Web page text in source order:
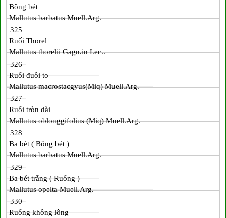
Bông bét
Mallutus barbatus Muell.Arg.
325
Ruối Thorel
Mallutus thorelii Gagn.in Lec..
326
Ruối đuôi to
Mallutus macrostacgyus(Miq) Muell.Arg.
327
Ruối tròn dài
Mallutus oblonggifolius (Miq) Muell.Arg.
328
Ba bét ( Bông bét )
Mallutus barbatus Muell.Arg.
329
Ba bét trắng ( Ruống )
Mallutus opelta Muell.Arg.
330
Ruống không lông